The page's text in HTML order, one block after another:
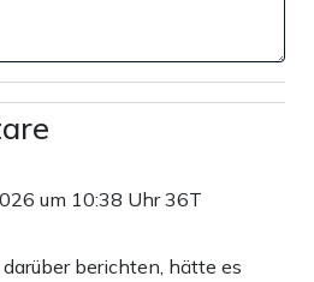
um 10:38 Uhr36T
berichten, hätte es